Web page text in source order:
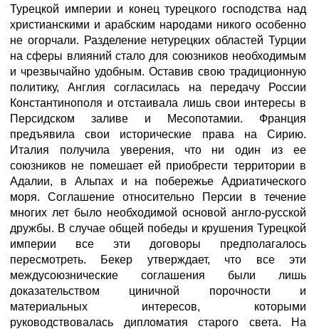
Турецкой империи и конец турецкого господства над
христианскими и арабским народами никого особенно
не огорчали. Разделение нетурецких областей Турции
на сферы влияний стало для союзников необходимым
и чрезвычайно удобным. Оставив свою традиционную
политику, Англия согласилась на передачу России
Константинополя и отстаивала лишь свои интересы в
Персидском заливе и Месопотамии. Франция
предъявила свои исторические права на Сирию.
Италия получила уверения, что ни один из ее
союзников не помешает ей приобрести территории в
Адалии, в Альпах и на побережье Адриатического
моря. Соглашение относительно Персии в течение
многих лет было необходимой основой англо-русской
дружбы. В случае общей победы и крушения Турецкой
империи все эти договоры предполагалось
пересмотреть. Бекер утверждает, что все эти
междусоюзнические соглашения были лишь
доказательством циничной порочности и
материальных интересов, которыми
руководствовалась дипломатия старого света. На